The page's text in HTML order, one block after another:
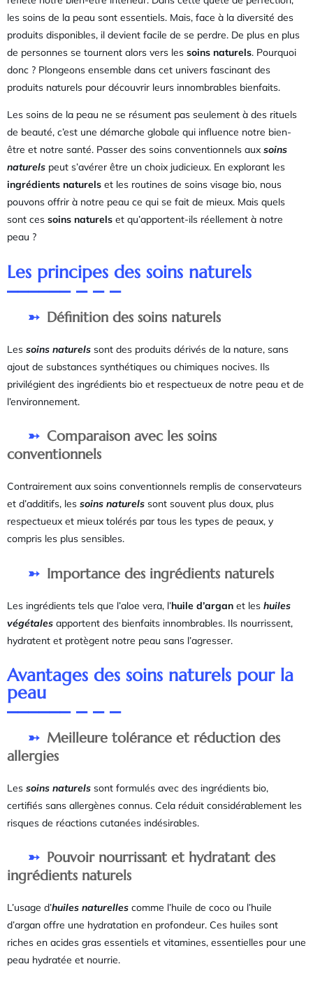
les soins de la peau sont essentiels. Mais, face à la diversité des
produits disponibles, il devient facile de se perdre. De plus en plus
de personnes se tournent alors vers les soins naturels. Pourquoi
donc ? Plongeons ensemble dans cet univers fascinant des
produits naturels pour découvrir leurs innombrables bienfaits.
Les soins de la peau ne se résument pas seulement à des rituels
de beauté, c’est une démarche globale qui influence notre bien-
être et notre santé. Passer des soins conventionnels aux soins
naturels peut s’avérer être un choix judicieux. En explorant les
ingrédients naturels et les routines de soins visage bio, nous
pouvons offrir à notre peau ce qui se fait de mieux. Mais quels
sont ces soins naturels et qu’apportent-ils réellement à notre
peau ?
Les principes des soins naturels
Définition des soins naturels
Les soins naturels sont des produits dérivés de la nature, sans
ajout de substances synthétiques ou chimiques nocives. Ils
privilégient des ingrédients bio et respectueux de notre peau et de
l’environnement.
Comparaison avec les soins
conventionnels
Contrairement aux soins conventionnels remplis de conservateurs
et d’additifs, les soins naturels sont souvent plus doux, plus
respectueux et mieux tolérés par tous les types de peaux, y
compris les plus sensibles.
Importance des ingrédients naturels
Les ingrédients tels que l’aloe vera, l’huile d’argan et les huiles
végétales apportent des bienfaits innombrables. Ils nourrissent,
hydratent et protègent notre peau sans l’agresser.
Avantages des soins naturels pour la
peau
Meilleure tolérance et réduction des
allergies
Les soins naturels sont formulés avec des ingrédients bio,
certifiés sans allergènes connus. Cela réduit considérablement les
risques de réactions cutanées indésirables.
Pouvoir nourrissant et hydratant des
ingrédients naturels
L’usage d’huiles naturelles comme l’huile de coco ou l’huile
d’argan offre une hydratation en profondeur. Ces huiles sont
riches en acides gras essentiels et vitamines, essentielles pour une
peau hydratée et nourrie.